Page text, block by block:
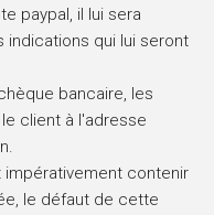
paypal, il lui sera
indications qui lui seront
bancaire, les
client à l'adresse
contenir
le défaut de cette